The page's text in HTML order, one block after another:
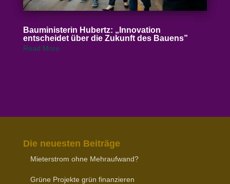
Baumi­nis­terin Hubertz: „Inno­vation
entscheidet über die Zukunft des Bauens”
Read More
Die neuesten Beiträge
Mieter­strom ohne Mehraufwand?
Grüne Projekte grün finanzieren